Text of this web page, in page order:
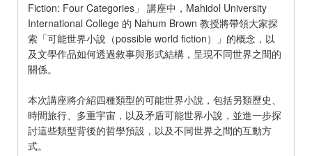
Fiction: Four Categories」 講座中，Mahidol University
International College 的 Nahum Brown 教授將帶領大家探
索「可能世界小說（possible world fiction）」的概念，以
及文學作品如何透過敘事與形式結構，呈現不同世界之間的
關係。
本次講座將介紹四種類型的可能世界小說，包括另類歷史、
時間旅行、多重宇宙，以及矛盾可能世界小說，並進一步探
討這些類型背後的哲學預設，以及不同世界之間的互動方
式。